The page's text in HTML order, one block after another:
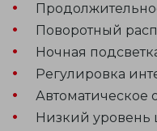
Поворотный
Ночная
Регулировка
Автоматическое
Низкий уровень